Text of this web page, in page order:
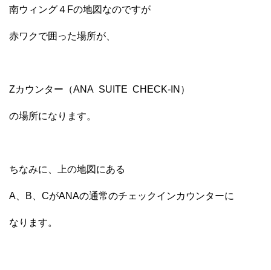
南ウィング４Fの地図なのですが
赤ワクで囲った場所が、
Zカウンター（ANA SUITE CHECK-IN）
の場所になります。
ちなみに、上の地図にある
A、B、CがANAの通常のチェックインカウンターに
なります。